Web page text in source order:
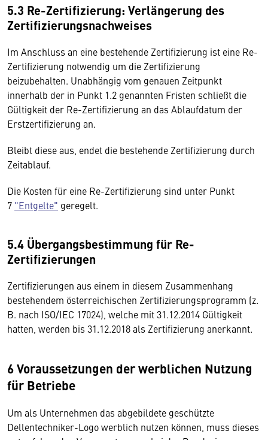
5.3 Re-Zertifizierung: Verlängerung des
Zertifizierungsnachweises
Im Anschluss an eine bestehende Zertifizierung ist eine Re-
Zertifizierung notwendig um die Zertifizierung
beizubehalten. Unabhängig vom genauen Zeitpunkt
innerhalb der in Punkt 1.2 genannten Fristen schließt die
Gültigkeit der Re-Zertifizierung an das Ablaufdatum der
Erstzertifizierung an.
Bleibt diese aus, endet die bestehende Zertifizierung durch
Zeitablauf.
Die Kosten für eine Re-Zertifizierung sind unter Punkt
7 "Entgelte" geregelt.
5.4 Übergangsbestimmung für Re-
Zertifizierungen
Zertifizierungen aus einem in diesem Zusammenhang
bestehendem österreichischen Zertifizierungsprogramm (z.
B. nach ISO/IEC 17024), welche mit 31.12.2014 Gültigkeit
hatten, werden bis 31.12.2018 als Zertifizierung anerkannt.
6 Voraussetzungen der werblichen Nutzung
für Betriebe
Um als Unternehmen das abgebildete geschützte
Dellentechniker-Logo werblich nutzen können, muss dieses